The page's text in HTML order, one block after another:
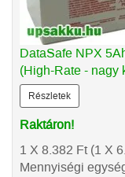
DataSafe NPX
(High-Rate - nagy
Részletek
Raktáron!
1 X 8.382 Ft(1 X
Mennyiségi